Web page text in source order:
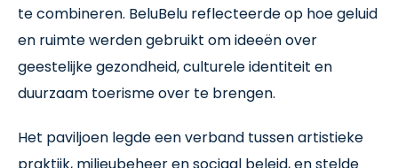
te combineren. BeluBelu reflecteerde op hoe geluid
en ruimte werden gebruikt om ideeën over
geestelijke gezondheid, culturele identiteit en
duurzaam toerisme over te brengen.
Het paviljoen legde een verband tussen artistieke
praktijk, milieubeheer en sociaal beleid, en stelde